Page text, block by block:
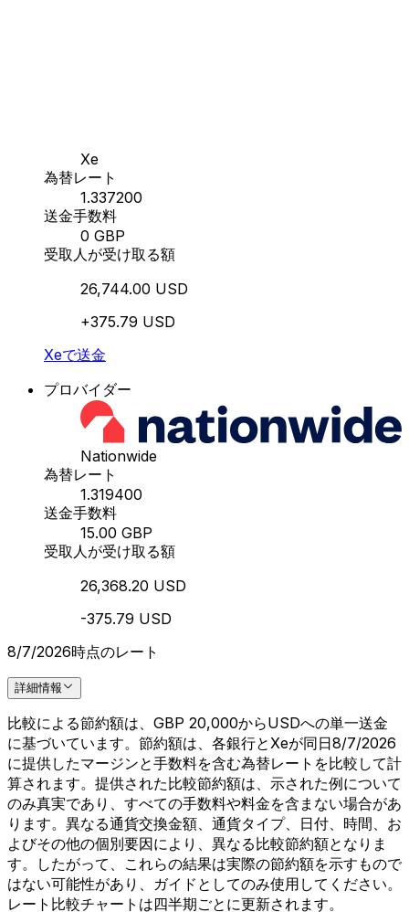
Xe
為替レート
1.337200
送金手数料
0 GBP
受取人が受け取る額
26,744.00 USD
+375.79 USD
Xeで送金
プロバイダー
Nationwide
為替レート
1.319400
送金手数料
15.00 GBP
受取人が受け取る額
26,368.20 USD
-375.79 USD
8/7/2026時点のレート
詳細情報
比較による節約額は、GBP 20,000からUSDへの単一送金
に基づいています。節約額は、各銀行とXeが同日8/7/2026
に提供したマージンと手数料を含む為替レートを比較して計
算されます。提供された比較節約額は、示された例について
のみ真実であり、すべての手数料や料金を含まない場合があ
ります。異なる通貨交換金額、通貨タイプ、日付、時間、お
よびその他の個別要因により、異なる比較節約額となりま
す。したがって、これらの結果は実際の節約額を示すもので
はない可能性があり、ガイドとしてのみ使用してください。
レート比較チャートは四半期ごとに更新されます。